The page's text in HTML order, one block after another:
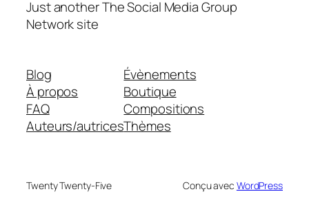
Just another The Social Media Group
Network site
Blog
À propos
FAQ
Auteurs/autrices
Évènements
Boutique
Compositions
Thèmes
Twenty Twenty-Five Conçu avec WordPress